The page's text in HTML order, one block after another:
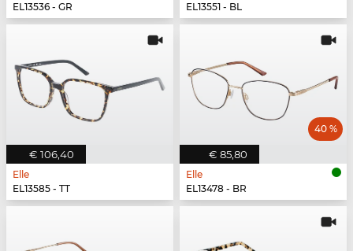
EL13536 - GR
EL13551 - BL
€ 106,40
Elle
EL13585 - TT
€ 85,80
40 %
Elle
EL13478 - BR